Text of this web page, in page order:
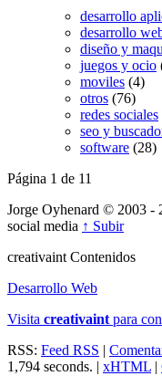
desarrollo
desarrollo
diseño y
juegos y ocio
moviles (4)
otros (76)
redes sociales
seo y
software (28)
Página 1 de 11
Jorge Oyhenard © 2003 -
social media ↑ Subir
creativaint Contenidos
Desarrollo Web
Visita creativaint para
RSS: Feed RSS |
1,794 seconds. | xHTML |